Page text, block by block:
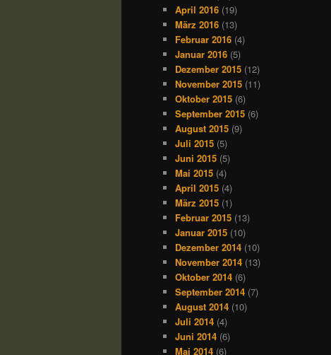
April 2016 (19)
März 2016 (13)
Februar 2016 (4)
Januar 2016 (5)
Dezember 2015 (12)
November 2015 (11)
Oktober 2015 (6)
September 2015 (6)
August 2015 (9)
Juli 2015 (5)
Juni 2015 (5)
Mai 2015 (4)
April 2015 (4)
März 2015 (1)
Februar 2015 (13)
Januar 2015 (10)
Dezember 2014 (10)
November 2014 (13)
Oktober 2014 (6)
September 2014 (7)
August 2014 (10)
Juli 2014 (4)
Juni 2014 (6)
Mai 2014 (6)